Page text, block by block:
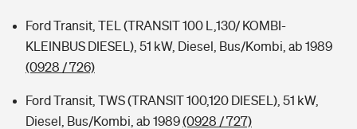
Ford Transit, TEL (TRANSIT 100 L,130/ KOMBI-
KLEINBUS DIESEL), 51 kW, Diesel, Bus/Kombi, ab 1989
(0928 / 726)
Ford Transit, TWS (TRANSIT 100,120 DIESEL), 51 kW,
Diesel, Bus/Kombi, ab 1989(0928 / 727)